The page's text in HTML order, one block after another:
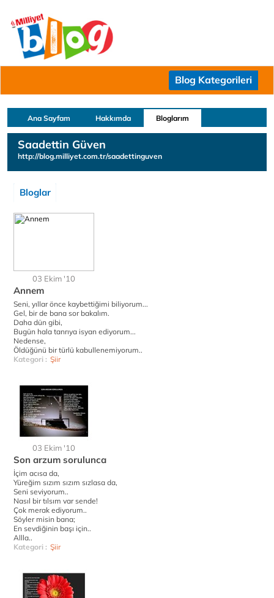
Blog Kategorileri
Ana Sayfam Hakkımda Bloglarım
Saadettin Güven
http://blog.milliyet.com.tr/saadettinguven
Bloglar
03 Ekim '10
Annem
Seni, yıllar önce kaybettiğimi biliyorum...
Gel, bir de bana sor bakalım.
Daha dün gibi,
Bugün hala tanrıya isyan ediyorum...
Nedense,
Öldüğünü bir türlü kabullenemiyorum..
Kategori : Şiir
03 Ekim '10
Son arzum sorulunca
İçim acısa da,
Yüreğim sızım sızım sızlasa da,
Seni seviyorum..
Nasıl bir tılsım var sende!
Çok merak ediyorum..
Söyler misin bana;
En sevdiğinin başı için..
Allla..
Kategori : Şiir